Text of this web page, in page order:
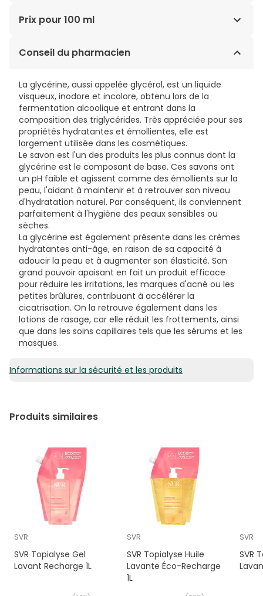
AQUA (EAU), GLYCÉRINE, SODIUM LAURETH SULFATE,
COCOATE, SODIUM CHLORIDE, ACIDE CITRIQUE, SODIUM
Prix pour 100 ml
0,59€ / 100 ml
Conseil du pharmacien
La glycérine, aussi appelée glycérol, est un liquide
visqueux, inodore et incolore, obtenu lors de la
fermentation alcoolique et entrant dans la
composition des triglycérides. Très appréciée pour ses
propriétés hydratantes et émollientes, elle est
largement utilisée dans les cosmétiques.
Le savon est l'un des produits les plus connus dont la
glycérine est le composant de base. Ces savons ont
un pH faible et agissent comme des émollients sur la
peau, l'aidant à maintenir et à retrouver son niveau
d'hydratation naturel. Par conséquent, ils conviennent
parfaitement à l'hygiène des peaux sensibles ou
sèches.
La glycérine est également présente dans les crèmes
hydratantes anti-âge, en raison de sa capacité à
adoucir la peau et à augmenter son élasticité. Son
grand pouvoir apaisant en fait un produit efficace
pour réduire les irritations, les marques d'acné ou les
petites brûlures, contribuant à accélérer la
cicatrisation. On la retrouve également dans les
lotions de rasage, car elle réduit les frottements, ainsi
que dans les soins capillaires tels que les sérums et les
masques.
Informations sur la sécurité et les produits
Produits similaires
SVR
SVR Topialyse Gel
Lavant Recharge 1L
SVR
SVR Topialyse Huile
Lavante Éco-Recharge
1L
SVR
SVR